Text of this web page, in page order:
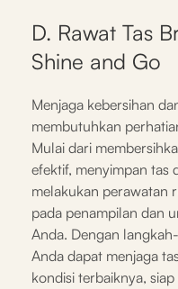
D. Rawat Tas
Shine and Go
Menjaga kebersihan
membutuhkan
Mulai dari
efektif, menyimpan tas
melakukan perawatan
pada penampilan dan
Anda. Dengan
Anda dapat menjaga
kondisi terbaiknya,